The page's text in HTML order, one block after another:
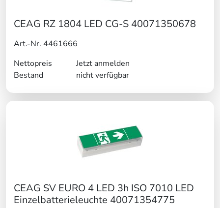
CEAG RZ 1804 LED CG-S 40071350678
Art.-Nr. 4461666
Nettopreis
Jetzt anmelden
Bestand
nicht verfügbar
CEAG SV EURO 4 LED 3h ISO 7010 LED
Einzelbatterieleuchte 40071354775